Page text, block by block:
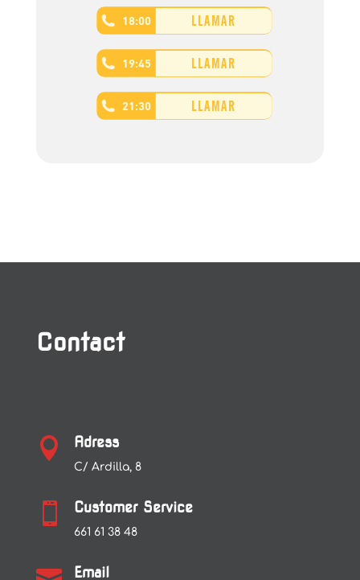
18:00 LLAMAR
19:45 LLAMAR
21:30 LLAMAR
Contact
 Adress
C/ Ardilla, 8
 Customer Service
661 61 38 48
Email